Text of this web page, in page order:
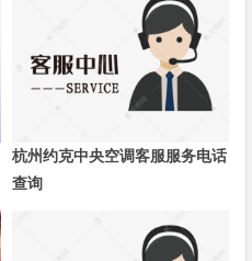
杭州约克中央空调客服服务电话
查询